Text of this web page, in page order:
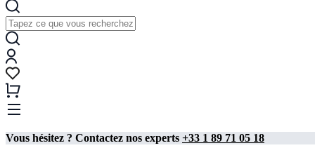
Vous hésitez ? Contactez nos experts +33 1 89 71 05 18